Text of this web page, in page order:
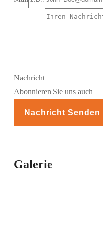
Nachricht
Abonnieren Sie uns auch
Galerie